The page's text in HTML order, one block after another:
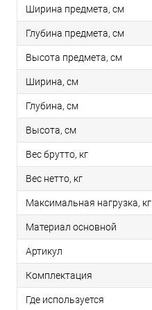
Ширина предмета, см
Глубина предмета, см
Высота предмета, см
Ширина, см
Глубина, см
Высота, см
Вес брутто, кг
Вес нетто, кг
Максимальная нагрузка, кг
Материал основной
Артикул
Комплектация
Где используется